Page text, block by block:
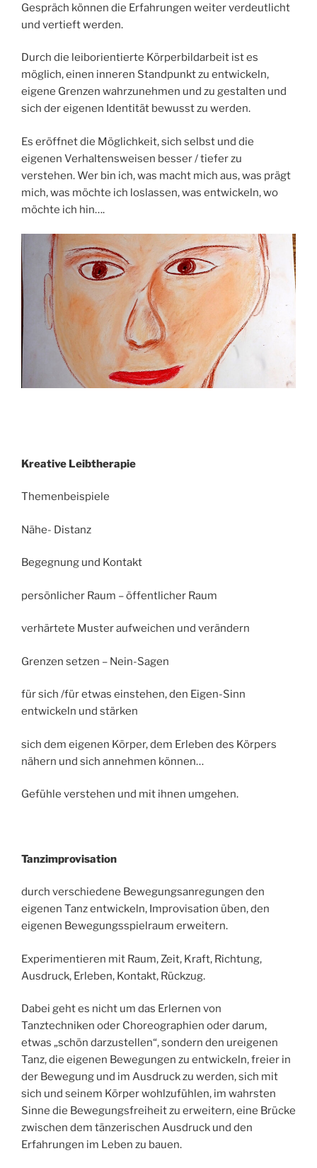
Gespräch können die Erfahrungen weiter verdeutlicht
und vertieft werden.
Durch die leiborientierte Körperbildarbeit ist es
möglich, einen inneren Standpunkt zu entwickeln,
eigene Grenzen wahrzunehmen und zu gestalten und
sich der eigenen Identität bewusst zu werden.
Es eröffnet die Möglichkeit, sich selbst und die
eigenen Verhaltensweisen besser / tiefer zu
verstehen. Wer bin ich, was macht mich aus, was prägt
mich, was möchte ich loslassen, was entwickeln, wo
möchte ich hin….
Kreative Leibtherapie
Themenbeispiele
Nähe- Distanz
Begegnung und Kontakt
persönlicher Raum – öffentlicher Raum
verhärtete Muster aufweichen und verändern
Grenzen setzen – Nein-Sagen
für sich /für etwas einstehen, den Eigen-Sinn
entwickeln und stärken
sich dem eigenen Körper, dem Erleben des Körpers
nähern und sich annehmen können…
Gefühle verstehen und mit ihnen umgehen.
Tanzimprovisation
durch verschiedene Bewegungsanregungen den
eigenen Tanz entwickeln, Improvisation üben, den
eigenen Bewegungsspielraum erweitern.
Experimentieren mit Raum, Zeit, Kraft, Richtung,
Ausdruck, Erleben, Kontakt, Rückzug.
Dabei geht es nicht um das Erlernen von
Tanztechniken oder Choreographien oder darum,
etwas „schön darzustellen“, sondern den ureigenen
Tanz, die eigenen Bewegungen zu entwickeln, freier in
der Bewegung und im Ausdruck zu werden, sich mit
sich und seinem Körper wohlzufühlen, im wahrsten
Sinne die Bewegungsfreiheit zu erweitern, eine Brücke
zwischen dem tänzerischen Ausdruck und den
Erfahrungen im Leben zu bauen.